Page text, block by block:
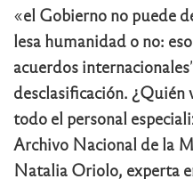
«el Gobierno no puede
lesa humanidad o no:
acuerdos internacionales
desclasificación. ¿Quién
todo el personal
Archivo Nacional de la
Natalia Oriolo, experta